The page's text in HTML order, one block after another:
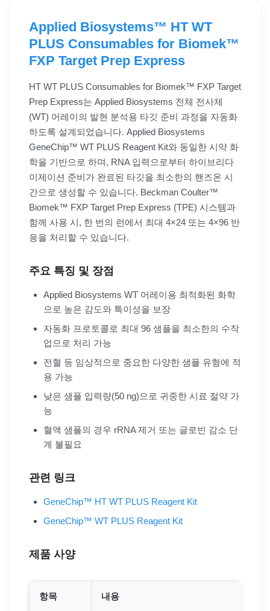
Applied Biosystems™ HT WT
PLUS Consumables for Biomek™
FXP Target Prep Express
HT WT PLUS Consumables for Biomek™ FXP Target
Prep Express는 Applied Biosystems 전체 전사체
(WT) 어레이의 발현 분석용 타깃 준비 과정을 자동화
하도록 설계되었습니다. Applied Biosystems
GeneChip™ WT PLUS Reagent Kit와 동일한 시약 화
학을 기반으로 하며, RNA 입력으로부터 하이브리다
이제이션 준비가 완료된 타깃을 최소한의 핸즈온 시
간으로 생성할 수 있습니다. Beckman Coulter™
Biomek™ FXP Target Prep Express (TPE) 시스템과
함께 사용 시, 한 번의 런에서 최대 4×24 또는 4×96 반
응을 처리할 수 있습니다.
주요 특징 및 장점
Applied Biosystems WT 어레이용 최적화된 화학
으로 높은 감도와 특이성을 보장
자동화 프로토콜로 최대 96 샘플을 최소한의 수작
업으로 처리 가능
전혈 등 임상적으로 중요한 다양한 샘플 유형에 적
용 가능
낮은 샘플 입력량(50 ng)으로 귀중한 시료 절약 가
능
혈액 샘플의 경우 rRNA 제거 또는 글로빈 감소 단
계 불필요
관련 링크
GeneChip™ HT WT PLUS Reagent Kit
GeneChip™ WT PLUS Reagent Kit
제품 사양
항목 내용